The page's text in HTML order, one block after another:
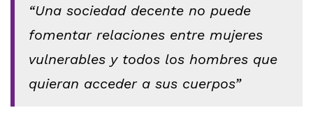
“Una sociedad decente no puede
fomentar relaciones entre mujeres
vulnerables y todos los hombres que
quieran acceder a sus cuerpos”